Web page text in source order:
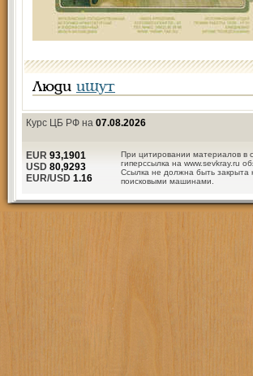
Люди ищут
Курс ЦБ РФ на 07.08.2026
При цитировании материалов в
гиперссылка на www.sevkray.ru
Ссылка не должна быть закрыта
поисковыми машинами.
EUR 93,1901
USD 80,9293
EUR/USD 1.16